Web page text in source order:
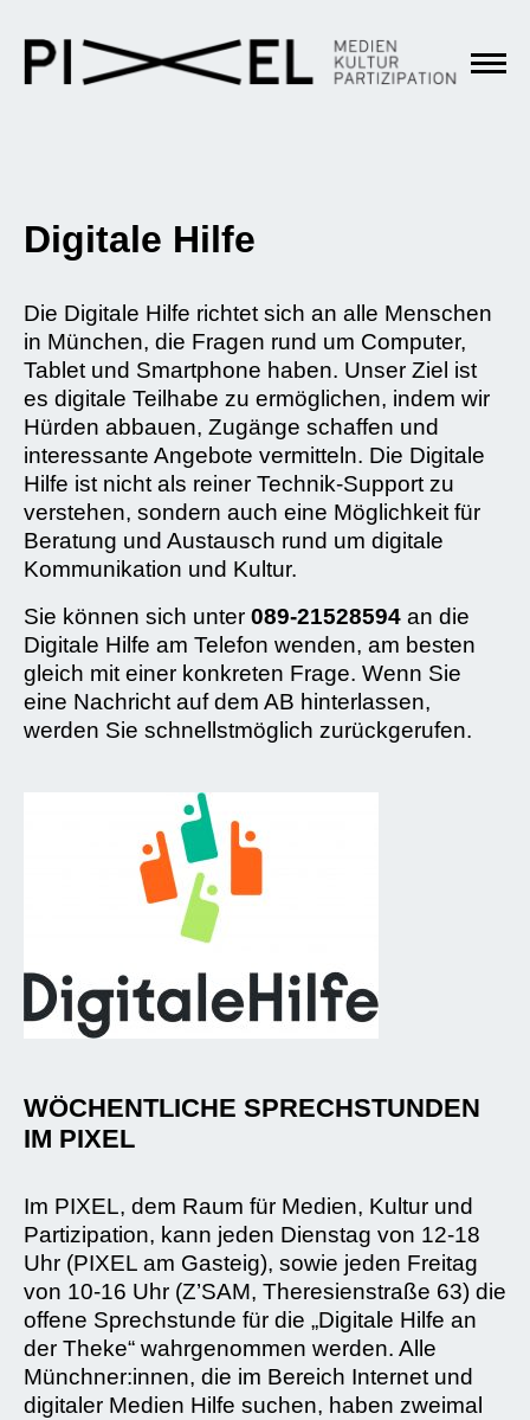
Digitale Hilfe
Die Digitale Hilfe richtet sich an alle Menschen
in München, die Fragen rund um Computer,
Tablet und Smartphone haben. Unser Ziel ist
es digitale Teilhabe zu ermöglichen, indem wir
Hürden abbauen, Zugänge schaffen und
interessante Angebote vermitteln. Die Digitale
Hilfe ist nicht als reiner Technik-Support zu
verstehen, sondern auch eine Möglichkeit für
Beratung und Austausch rund um digitale
Kommunikation und Kultur.
Sie können sich unter 089-21528594 an die
Digitale Hilfe am Telefon wenden, am besten
gleich mit einer konkreten Frage. Wenn Sie
eine Nachricht auf dem AB hinterlassen,
werden Sie schnellstmöglich zurückgerufen.
WÖCHENTLICHE SPRECHSTUNDEN
IM PIXEL
Im PIXEL, dem Raum für Medien, Kultur und
Partizipation, kann jeden Dienstag von 12-18
Uhr (PIXEL am Gasteig), sowie jeden Freitag
von 10-16 Uhr (Z’SAM, Theresienstraße 63) die
offene Sprechstunde für die „Digitale Hilfe an
der Theke“ wahrgenommen werden. Alle
Münchner:innen, die im Bereich Internet und
digitaler Medien Hilfe suchen, haben zweimal